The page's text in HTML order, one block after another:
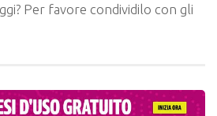
Per favore condividilo con gli